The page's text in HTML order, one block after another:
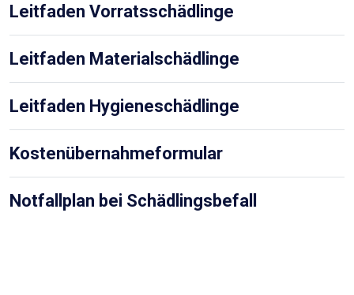
Leitfaden Vorratsschädlinge
Leitfaden Materialschädlinge
Leitfaden Hygieneschädlinge
Kostenübernahmeformular
Notfallplan bei Schädlingsbefall